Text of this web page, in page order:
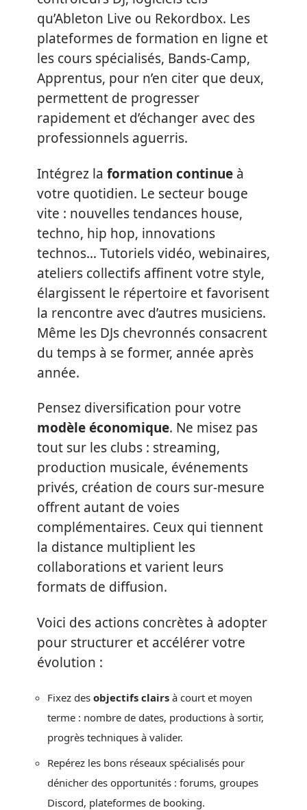
qu’Ableton Live ou Rekordbox. Les
plateformes de formation en ligne et
les cours spécialisés, Bands-Camp,
Apprentus, pour n’en citer que deux,
permettent de progresser
rapidement et d’échanger avec des
professionnels aguerris.
Intégrez la formation continue à
votre quotidien. Le secteur bouge
vite : nouvelles tendances house,
techno, hip hop, innovations
technos… Tutoriels vidéo, webinaires,
ateliers collectifs affinent votre style,
élargissent le répertoire et favorisent
la rencontre avec d’autres musiciens.
Même les DJs chevronnés consacrent
du temps à se former, année après
année.
Pensez diversification pour votre
modèle économique. Ne misez pas
tout sur les clubs : streaming,
production musicale, événements
privés, création de cours sur-mesure
offrent autant de voies
complémentaires. Ceux qui tiennent
la distance multiplient les
collaborations et varient leurs
formats de diffusion.
Voici des actions concrètes à adopter
pour structurer et accélérer votre
évolution :
Fixez des objectifs clairs à court et moyen
terme : nombre de dates, productions à sortir,
progrès techniques à valider.
Repérez les bons réseaux spécialisés pour
dénicher des opportunités : forums, groupes
Discord, plateformes de booking.